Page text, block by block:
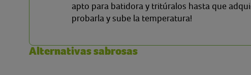
apto para batidora y tritúralos hasta que
probarla y sube la temperatura!
Alternativas sabrosas